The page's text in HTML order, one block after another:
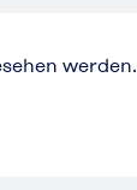
werden.